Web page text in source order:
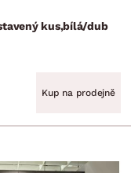
kus,bílá/dub
Kup na prodejně